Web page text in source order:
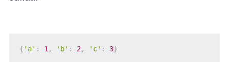
{ 'a' : 1 , 'b' : 2, 'c' : 3}